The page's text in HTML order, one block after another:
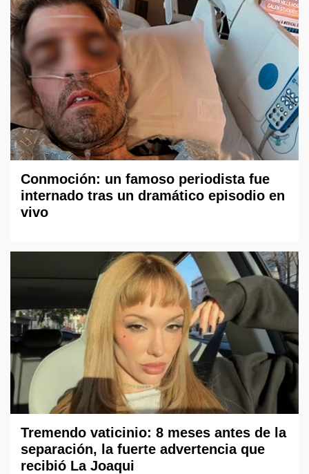
Conmoción: un famoso periodista fue
internado tras un dramático episodio en
vivo
Tremendo vaticinio: 8 meses antes de la
separación, la fuerte advertencia que
recibió La Joaqui